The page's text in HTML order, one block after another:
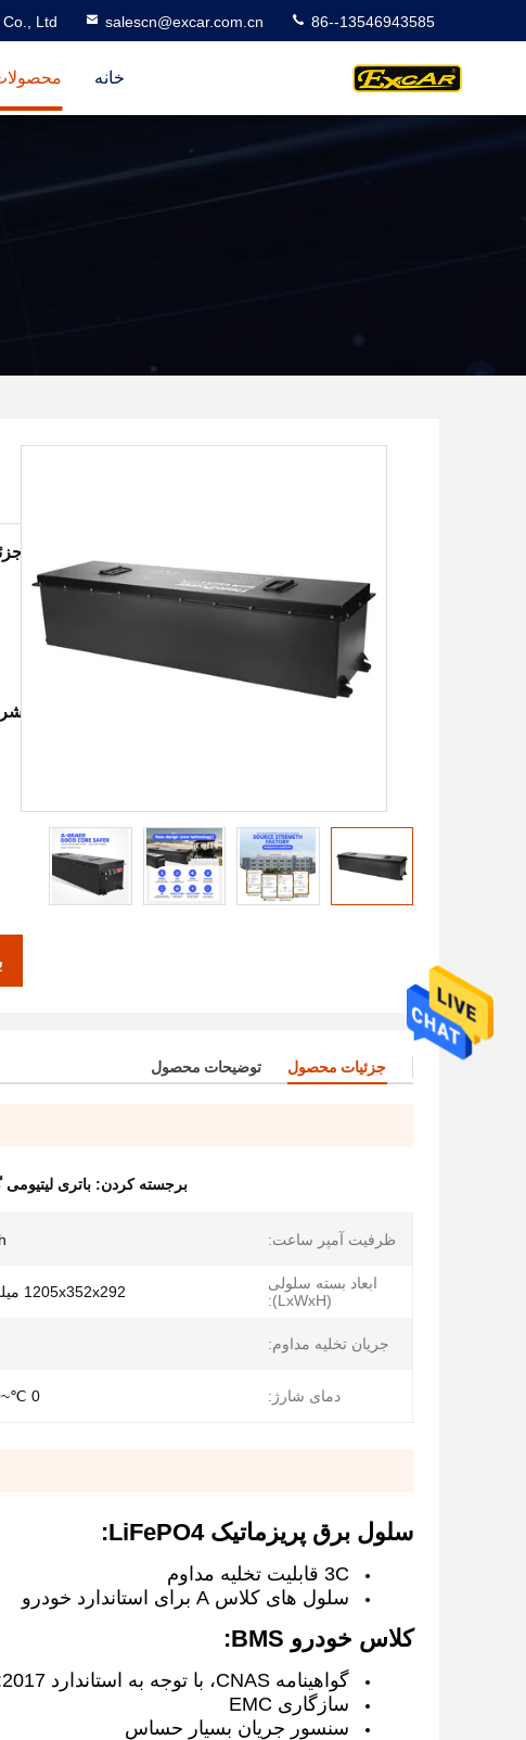
Ltd salescn@excar.com.cn 86--13546943585
خانه
جزئیات محصول توضیحات محصول
برجسته کردن: باتری لیتیومی
ظرفیت آمپر ساعت:
ابعاد بسته سلولی
(LxWxH):
1205x352x292 میلی متر
جریان تخلیه مداوم:
دمای شارژ: 0 ℃~50 ℃
سلول برق پریزماتیک LiFePO4:
3C قابلیت تخلیه مداوم
سلول های کلاس A برای استاندارد خودرو
کلاس خودرو BMS:
گواهینامه CNAS، با توجه به استاندارد ISO/IEC 17025:2017
سازگاری EMC
سنسور جریان بسیار حساس